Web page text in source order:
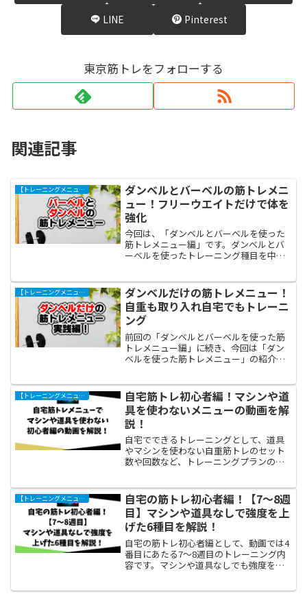
LINE Pinterest
東京筋トレをフォローする
関連記事
【トレーニングメニュー】おすすめ
ダンベルとバーベルの筋トレメニ
ュー！フリーウエイトだけで体を
強化
今回は、「ダンベルとバーベルを使った
筋トレメニュー編」です。ダンベルとバ
ーベルを使ったトレーニング種目を中心
トレーニングマシンを使わないでできる
ので、ダンベルとバーベル...
【トレーニングメニュー】おすすめ
ダンベルだけの筋トレメニュー！
自重も取り入れ自宅でもトレーニ
ング
前回の「ダンベルとバーベルを使った筋
トレメニュー編」に続き、今回は「ダン
ベルを使った筋トレメニュー」の紹介で
きる筋トレメニューを組みました。道具
がダンベルだけあればでき...
【トレーニングメニュー】ホームトレーニング
自宅筋トレ初心者編！マシンや道
具を使わないメニューの動画を解
説！
自宅でできるトレーニングとして、道具
やマシンを使わない自重筋トレのセット
数や回数など、トレーニングプランの解
した。「自宅筋トレメニューでマシンや
道具を使わない初心者編！...
【トレーニングメニュー】ホームトレーニング
自宅の筋トレ初心者編！【7～8週
目】マシンや道具なしで強度を上
げた6種目を解説！
自宅の筋トレ初心者編として、動画では4
番目にあたる7～8週目のトレーニング内
容です。マシンや道具なしでも強度を上